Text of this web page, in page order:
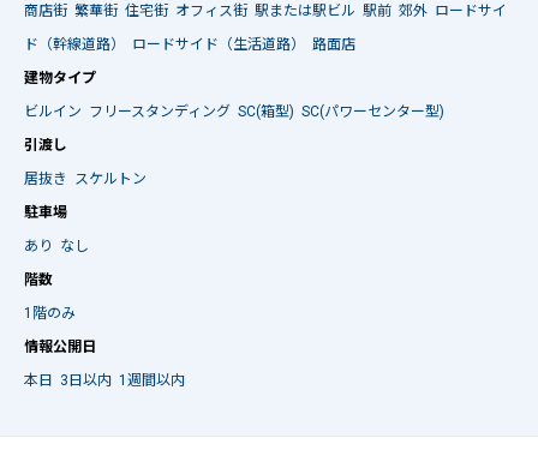
商店街 繁華街 住宅街 オフィス街 駅または駅ビル 駅前 郊外 ロードサイ
ド（幹線道路）
ロードサイド（生活道路）
路面店
建物タイプ
ビルイン フリースタンディング SC(箱型) SC(パワーセンター型)
引渡し
居抜き
スケルトン
駐車場
あり
なし
階数
1階のみ
情報公開日
本日 3日以内 1週間以内